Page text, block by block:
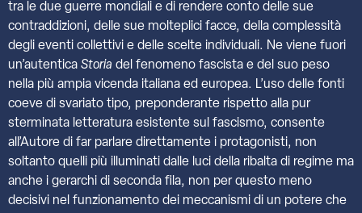
tra le due guerre mondiali e di rendere conto delle sue
contraddizioni, delle sue molteplici facce, della complessità
degli eventi collettivi e delle scelte individuali. Ne viene fuori
un’autentica Storia del fenomeno fascista e del suo peso
nella più ampia vicenda italiana ed europea. L’uso delle fonti
coeve di svariato tipo, preponderante rispetto alla pur
sterminata letteratura esistente sul fascismo, consente
all’Autore di far parlare direttamente i protagonisti, non
soltanto quelli più illuminati dalle luci della ribalta di regime ma
anche i gerarchi di seconda fila, non per questo meno
decisivi nel funzionamento dei meccanismi di un potere che